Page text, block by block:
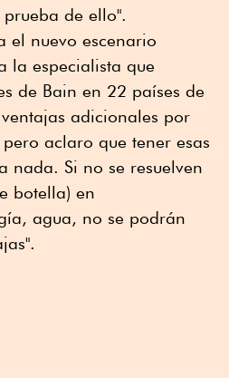
de ello".
el nuevo escenario
la especialista que
de Bain en 22 países de
adicionales por
aclaro que tener esas
nada. Si no se resuelven
botella) en
agua, no se podrán